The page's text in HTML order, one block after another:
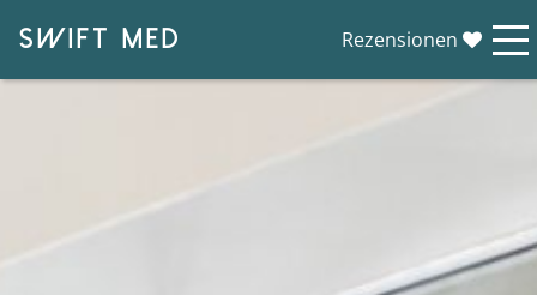
SWIFT MED Rezensionen 